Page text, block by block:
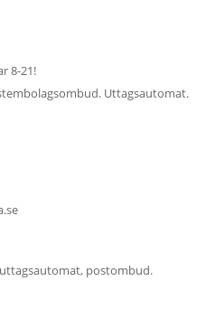
8-21!
Uttagsautomat.
postombud.